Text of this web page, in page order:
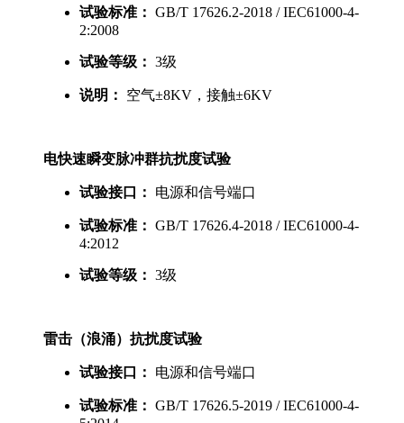
试验标准： GB/T 17626.2-2018 / IEC61000-4-
2:2008
试验等级： 3级
说明： 空气±8KV，接触±6KV
电快速瞬变脉冲群抗扰度试验
试验接口： 电源和信号端口
试验标准： GB/T 17626.4-2018 / IEC61000-4-
4:2012
试验等级： 3级
雷击（浪涌）抗扰度试验
试验接口： 电源和信号端口
试验标准： GB/T 17626.5-2019 / IEC61000-4-